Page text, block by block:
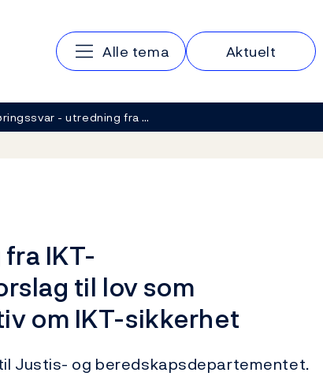
Hovedmeny
Alle tema Aktuelt
- utredning fra …
IKT-
til lov som
om IKT-sikkerhet
Justis- og beredskapsdepartementet.